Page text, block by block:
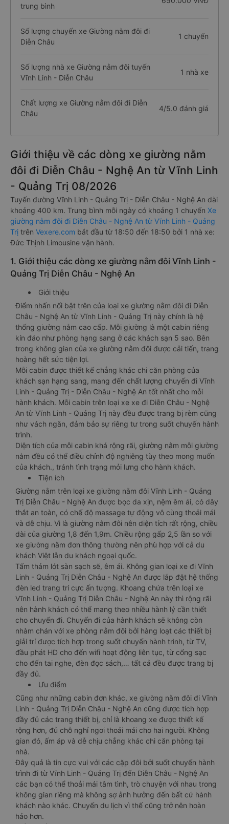
trung bình
Số lượng chuyến xe Giường nằm đôi đi
Diễn Châu
1 chuyến
Số lượng nhà xe Giường nằm đôi tuyến
Vĩnh Linh - Diễn Châu
1 nhà xe
Chất lượng xe Giường nằm đôi đi Diễn
Châu
4/5.0 đánh giá
Giới thiệu về các dòng xe giường nằm
đôi đi Diễn Châu - Nghệ An từ Vĩnh Linh
- Quảng Trị 08/2026
Tuyến đường Vĩnh Linh - Quảng Trị - Diễn Châu - Nghệ An dài
khoảng 400 km. Trung bình mỗi ngày có khoảng 1 chuyến Xe
giường nằm đôi đi Diễn Châu - Nghệ An từ Vĩnh Linh - Quảng
Trị trên Vexere.com bắt đầu từ 18:50 đến 18:50 bởi 1 nhà xe:
Đức Thịnh Limousine vận hành.
1. Giới thiệu các dòng xe giường nằm đôi Vĩnh Linh -
Quảng Trị Diễn Châu - Nghệ An
Giới thiệu
Điểm nhấn nổi bật trên của loại xe giường nằm đôi đi Diễn
Châu - Nghệ An từ Vĩnh Linh - Quảng Trị này chính là hệ
thống giường nằm cao cấp. Mỗi giường là một cabin riêng
kín đáo như phòng hạng sang ở các khách sạn 5 sao. Bên
trong không gian của xe giường nằm đôi được cải tiến, trang
hoàng hết sức tiện lợi.
Mỗi cabin được thiết kế chẳng khác chi căn phòng của
khách sạn hạng sang, mang đến chất lượng chuyến đi Vĩnh
Linh - Quảng Trị - Diễn Châu - Nghệ An tốt nhất cho mỗi
hành khách. Mỗi cabin trên loại xe xe đi Diễn Châu - Nghệ
An từ Vĩnh Linh - Quảng Trị này đều được trang bị rèm cũng
như vách ngăn, đảm bảo sự riêng tư trong suốt chuyến hành
trình.
Diện tích của mỗi cabin khá rộng rãi, giường nằm mỗi giường
nằm đều có thể điều chỉnh độ nghiêng tùy theo mong muốn
của khách., tránh tình trạng mỏi lưng cho hành khách.
Tiện ích
Giường nằm trên loại xe giường nằm đôi Vĩnh Linh - Quảng
Trị Diễn Châu - Nghệ An được bọc da xịn, nệm êm ái, có dây
thắt an toàn, có chế độ massage tự động vô cùng thoải mái
và dễ chịu. Vì là giường nằm đôi nên diện tích rất rộng, chiều
dài của giường 1,8 đến 1,9m. Chiều rộng gấp 2,5 lần so với
xe giường nằm đơn thông thường nên phù hợp với cả du
khách Việt lẫn du khách ngoại quốc.
Tấm thảm lót sàn sạch sẽ, êm ái. Không gian loại xe đi Vĩnh
Linh - Quảng Trị Diễn Châu - Nghệ An được lắp đặt hệ thống
đèn led trang trí cực ấn tượng. Khoang chứa trên loại xe
Vĩnh Linh - Quảng Trị Diễn Châu - Nghệ An này thì rộng rãi
nên hành khách có thể mang theo nhiều hành lý cần thiết
cho chuyến đi. Chuyến đi của hành khách sẽ không còn
nhàm chán với xe phòng nằm đôi bởi hàng loạt các thiết bị
giải trí được tích hợp trong suốt chuyến hành trình, từ TV,
đầu phát HD cho đến wifi hoạt động liên tục, từ cổng sạc
cho đến tai nghe, đèn đọc sách,… tất cả đều được trang bị
đầy đủ.
Ưu điểm
Cũng như những cabin đơn khác, xe giường nằm đôi đi Vĩnh
Linh - Quảng Trị Diễn Châu - Nghệ An cũng được tích hợp
đầy đủ các trang thiết bị, chỉ là khoang xe được thiết kế
rộng hơn, đủ chỗ nghỉ ngơi thoải mái cho hai người. Không
gian đó, ấm áp và dễ chịu chẳng khác chi căn phòng tại
nhà.
Đây quả là tin cực vui với các cặp đôi bởi suốt chuyến hành
trình đi từ Vĩnh Linh - Quảng Trị đến Diễn Châu - Nghệ An
các bạn có thể thoải mái tâm tình, trò chuyện với nhau trong
không gian riêng mà không sợ ảnh hưởng đến bất cứ hành
khách nào khác. Chuyến du lịch vì thế cũng trở nên hoàn
hảo hơn.